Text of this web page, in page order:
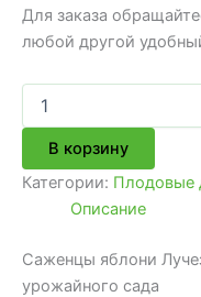
Для заказа
любой другой
товара
Саженцы
яблони
Лучезарное
В корзину
Категории: Плодовые
Описание
Саженцы яблони
урожайного сада